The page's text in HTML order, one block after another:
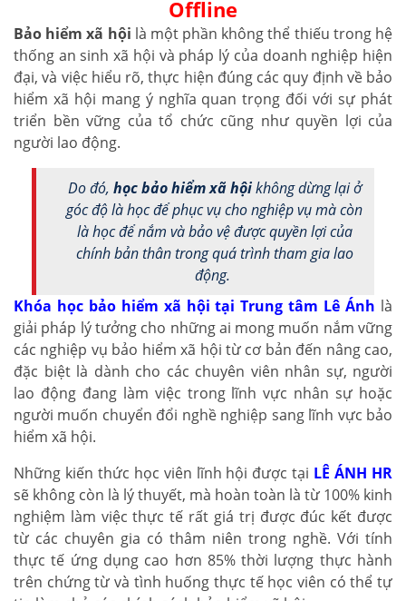
Offline
Bảo hiểm xã hội là một phần không thể thiếu trong hệ
thống an sinh xã hội và pháp lý của doanh nghiệp hiện
đại, và việc hiểu rõ, thực hiện đúng các quy định về bảo
hiểm xã hội mang ý nghĩa quan trọng đối với sự phát
triển bền vững của tổ chức cũng như quyền lợi của
người lao động.
Do đó, học bảo hiểm xã hộikhông dừng lại ở
góc độ là học để phục vụ cho nghiệp vụ mà còn
là học để nắm và bảo vệ được quyền lợi của
chính bản thân trong quá trình tham gia lao
động.
Khóa học bảo hiểm xã hội tại Trung tâm Lê Ánh là
giải pháp lý tưởng cho những ai mong muốn nắm vững
các nghiệp vụ bảo hiểm xã hội từ cơ bản đến nâng cao,
đặc biệt là dành cho các chuyên viên nhân sự, người
lao động đang làm việc trong lĩnh vực nhân sự hoặc
người muốn chuyển đổi nghề nghiệp sang lĩnh vực bảo
hiểm xã hội.
Những kiến thức học viên lĩnh hội được tại LÊ ÁNH HR
sẽ không còn là lý thuyết, mà hoàn toàn là từ 100% kinh
nghiệm làm việc thực tế rất giá trị được đúc kết được
từ các chuyên gia có thâm niên trong nghề. Với tính
thực tế ứng dụng cao hơn 85% thời lượng thực hành
trên chứng từ và tình huống thực tế học viên có thể tự